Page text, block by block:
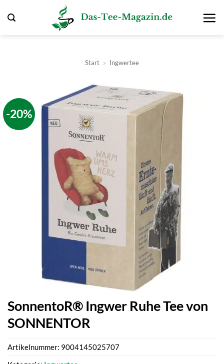
Inhalt
Start » Ingwertee
-20%
SonnentoR® Ingwer Ruhe Tee von
SONNENTOR
Artikelnummer: 9004145025707